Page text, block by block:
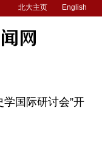
北大主页 English
国际研讨会”开